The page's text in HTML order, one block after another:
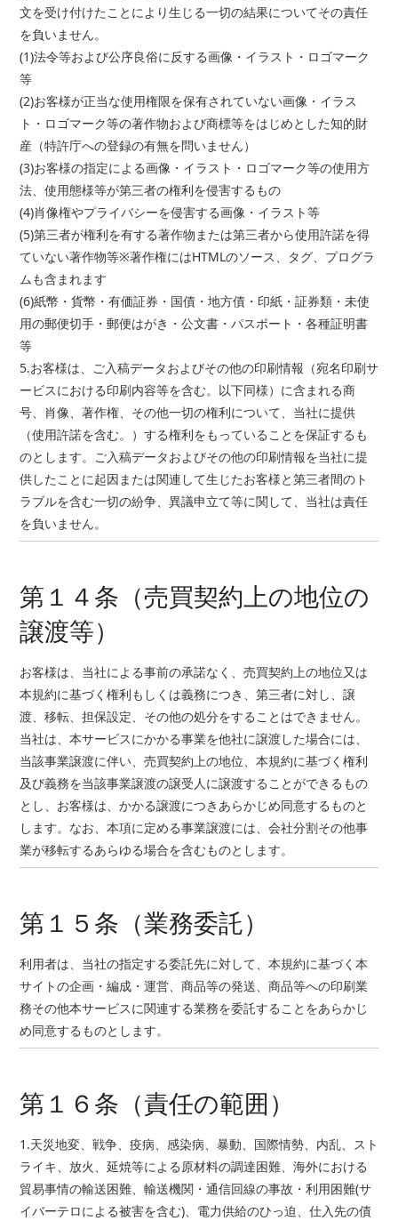
文を受け付けたことにより生じる一切の結果についてその責任
を負いません。
(1)法令等および公序良俗に反する画像・イラスト・ロゴマーク
等
(2)お客様が正当な使用権限を保有されていない画像・イラス
ト・ロゴマーク等の著作物および商標等をはじめとした知的財
産（特許庁への登録の有無を問いません）
(3)お客様の指定による画像・イラスト・ロゴマーク等の使用方
法、使用態様等が第三者の権利を侵害するもの
(4)肖像権やプライバシーを侵害する画像・イラスト等
(5)第三者が権利を有する著作物または第三者から使用許諾を得
ていない著作物等※著作権にはHTMLのソース、タグ、プログラ
ムも含まれます
(6)紙幣・貨幣・有価証券・国債・地方債・印紙・証券類・未使
用の郵便切手・郵便はがき・公文書・パスポート・各種証明書
等
5.お客様は、ご入稿データおよびその他の印刷情報（宛名印刷サ
ービスにおける印刷内容等を含む。以下同様）に含まれる商
号、肖像、著作権、その他一切の権利について、当社に提供
（使用許諾を含む。）する権利をもっていることを保証するも
のとします。ご入稿データおよびその他の印刷情報を当社に提
供したことに起因または関連して生じたお客様と第三者間のト
ラブルを含む一切の紛争、異議申立て等に関して、当社は責任
を負いません。
第１４条（売買契約上の地位の
譲渡等）
お客様は、当社による事前の承諾なく、売買契約上の地位又は
本規約に基づく権利もしくは義務につき、第三者に対し、譲
渡、移転、担保設定、その他の処分をすることはできません。
当社は、本サービスにかかる事業を他社に譲渡した場合には、
当該事業譲渡に伴い、売買契約上の地位、本規約に基づく権利
及び義務を当該事業譲渡の譲受人に譲渡することができるもの
とし、お客様は、かかる譲渡につきあらかじめ同意するものと
します。なお、本項に定める事業譲渡には、会社分割その他事
業が移転するあらゆる場合を含むものとします。
第１５条（業務委託）
利用者は、当社の指定する委託先に対して、本規約に基づく本
サイトの企画・編成・運営、商品等の発送、商品等への印刷業
務その他本サービスに関連する業務を委託することをあらかじ
め同意するものとします。
第１６条（責任の範囲）
1.天災地変、戦争、疫病、感染病、暴動、国際情勢、内乱、スト
ライキ、放火、延焼等による原材料の調達困難、海外における
貿易事情の輸送困難、輸送機関・通信回線の事故・利用困難(サ
イバーテロによる被害を含む)、電力供給のひっ迫、仕入先の債